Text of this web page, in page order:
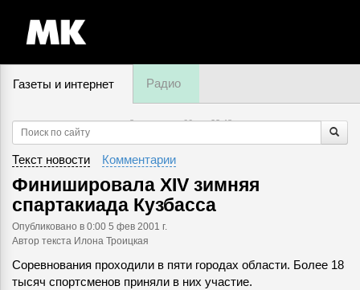
Газеты и интернет Радио
8 августа, суббота,23:48
Текст новости Комментарии
Финишировала XIV зимняя
спартакиада Кузбасса
Опубликовано в 0:00 5 фев 2001 г.
Автор текста Илона Троицкая
Соревнования проходили в пяти городах области. Более 18
тысяч спортсменов приняли в них участие.